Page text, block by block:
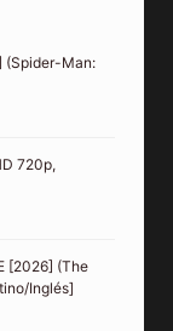
(Spider-Man:
720p,
[2026] (The
Inglés]